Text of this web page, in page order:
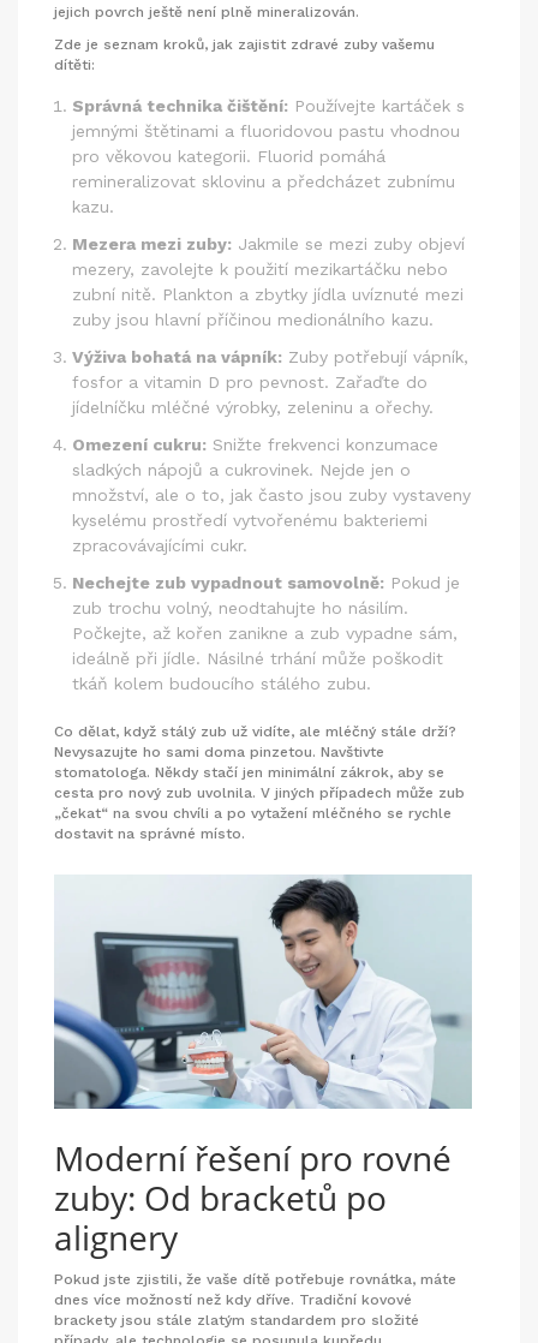
jejich povrch ještě není plně mineralizován.
Zde je seznam kroků, jak zajistit zdravé zuby vašemu
dítěti:
Správná technika čištění: Používejte kartáček s
jemnými štětinami a fluoridovou pastu vhodnou
pro věkovou kategorii. Fluorid pomáhá
remineralizovat sklovinu a předcházet zubnímu
kazu.
Mezera mezi zuby: Jakmile se mezi zuby objeví
mezery, zavolejte k použití mezikartáčku nebo
zubní nitě. Plankton a zbytky jídla uvíznuté mezi
zuby jsou hlavní příčinou medionálního kazu.
Výživa bohatá na vápník: Zuby potřebují vápník,
fosfor a vitamin D pro pevnost. Zařaďte do
jídelníčku mléčné výrobky, zeleninu a ořechy.
Omezení cukru: Snižte frekvenci konzumace
sladkých nápojů a cukrovinek. Nejde jen o
množství, ale o to, jak často jsou zuby vystaveny
kyselému prostředí vytvořenému bakteriemi
zpracovávajícími cukr.
Nechejte zub vypadnout samovolně: Pokud je
zub trochu volný, neodtahujte ho násilím.
Počkejte, až kořen zanikne a zub vypadne sám,
ideálně při jídle. Násilné trhání může poškodit
tkáň kolem budoucího stálého zubu.
Co dělat, když stálý zub už vidíte, ale mléčný stále drží?
Nevysazujte ho sami doma pinzetou. Navštivte
stomatologa. Někdy stačí jen minimální zákrok, aby se
cesta pro nový zub uvolnila. V jiných případech může zub
„čekat“ na svou chvíli a po vytažení mléčného se rychle
dostavit na správné místo.
Moderní řešení pro rovné
zuby: Od bracketů po
alignery
Pokud jste zjistili, že vaše dítě potřebuje rovnátka, máte
dnes více možností než kdy dříve. Tradiční kovové
brackety jsou stále zlatým standardem pro složité